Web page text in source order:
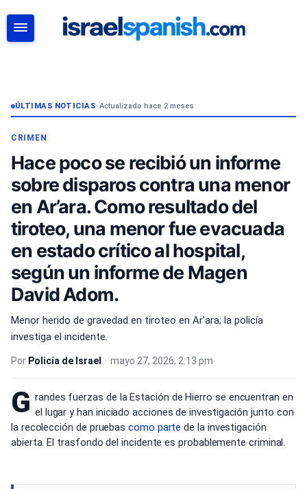
ÚLTIMAS NOTICIAS• Actualizado hace 2 meses
CRIMEN
Hace poco se recibió un informe
sobre disparos contra una menor
en Ar’ara. Como resultado del
tiroteo, una menor fue evacuada
en estado crítico al hospital,
según un informe de Magen
David Adom.
Menor herido de gravedad en tiroteo en Ar'ara; la policía
investiga el incidente.
Por Policía de Israel • mayo 27, 2026, 2:13 pm
G randes fuerzas de la Estación de Hierro se encuentran en
el lugar y han iniciado acciones de investigación junto con
la recolección de pruebascomo parte de la investigación
abierta. El trasfondo del incidente es probablemente criminal.